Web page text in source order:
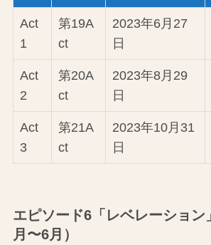
Act
1
第19A
ct
2023年6月27
日
Act
2
第20A
ct
2023年8月29
日
Act
3
第21A
ct
2023年10月31
日
エピソード6「レベレーション
月〜6月）